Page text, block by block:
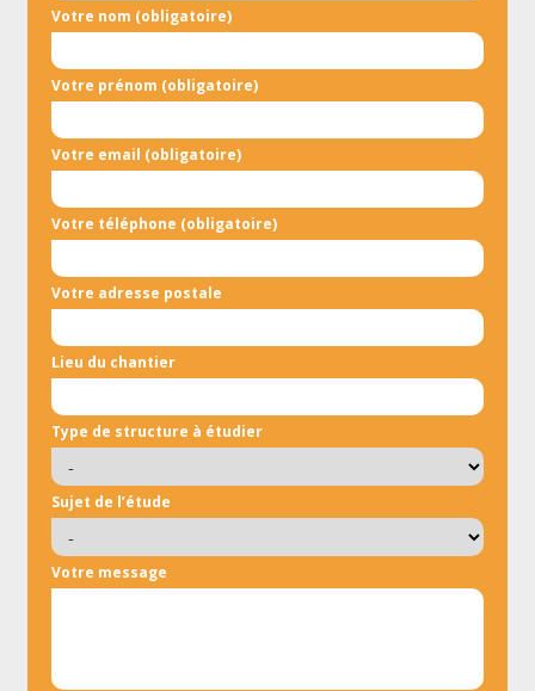
Votre nom (obligatoire)
Votre prénom (obligatoire)
Votre email (obligatoire)
Votre téléphone (obligatoire)
Votre adresse postale
Lieu du chantier
Type de structure à étudier
Sujet de l’étude
Votre message